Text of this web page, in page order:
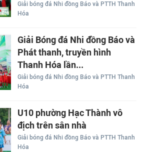
Giải bóng đá Nhi đồng Báo và PTTH Thanh
Hóa
Giải Bóng đá Nhi đồng Báo và
Phát thanh, truyền hình
Thanh Hóa lần...
Giải bóng đá Nhi đồng Báo và PTTH Thanh
Hóa
U10 phường Hạc Thành vô
địch trên sân nhà
Giải bóng đá Nhi đồng Báo và PTTH Thanh
Hóa